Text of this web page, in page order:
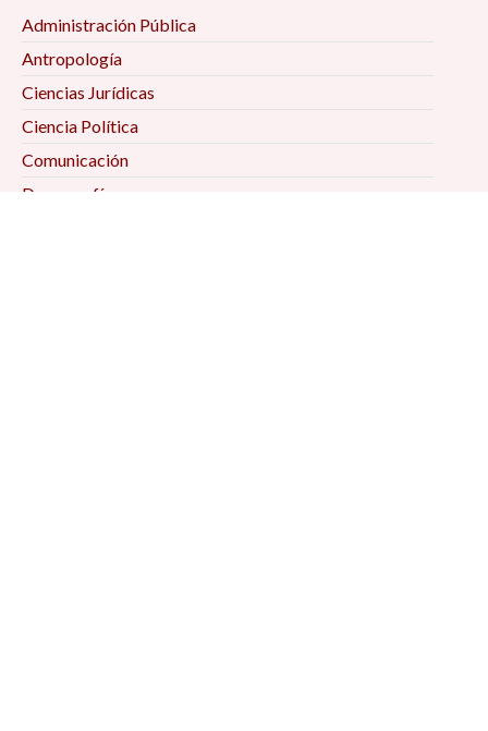
Administración Pública
Antropología
Ciencias Jurídicas
Ciencia Política
Comunicación
Demografía